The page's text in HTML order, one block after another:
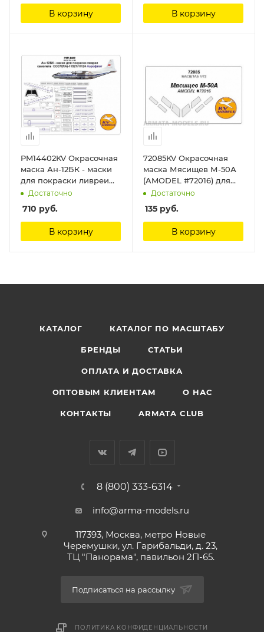
В корзину В корзину
PM14402KV Окрасочная
маска Ан-12БК - маски
для покраски ливреи
самолета СССР / RA-
11527/11124 (Аэрофлот) KV
Models
Достаточно
710 руб.
В корзину
72085KV Окрасочная
маска Мясищев М-50А
(AMODEL #72016) для
моделей фирмы
AMODEL KV Models
Достаточно
135 руб.
В корзину
КАТАЛОГ КАТАЛОГ ПО МАСШТАБУ
БРЕНДЫ СТАТЬИ
ОПЛАТА И ДОСТАВКА
ОПТОВЫМ КЛИЕНТАМ О НАС
КОНТАКТЫ ARMATA CLUB
8 (800) 333-6314
info@arma-models.ru
117393, Москва, метро Новые
Черемушки, ул. Гарибальди, д. 23,
ТЦ "Панорама", павильон 2П-65.
Подписаться на рассылку
ПОЛИТИКА КОНФИДЕНЦИАЛЬНОСТИ